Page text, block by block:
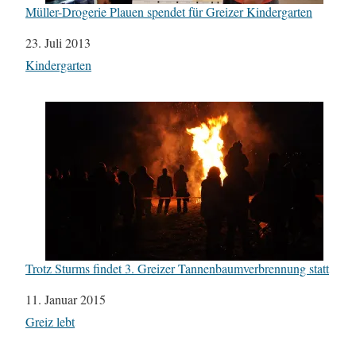
Müller-Drogerie Plauen spendet für Greizer Kindergarten
Datum
23. Juli 2013
In Bezug auf
Kindergarten
Trotz Sturms findet 3. Greizer Tannenbaumverbrennung statt
Datum
11. Januar 2015
In Bezug auf
Greiz lebt